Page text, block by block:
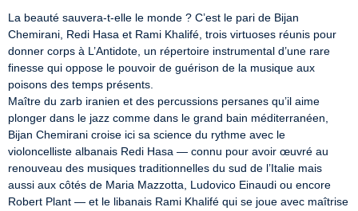
La beauté sauvera-t-elle le monde ? C’est le pari de Bijan
Chemirani, Redi Hasa et Rami Khalifé, trois virtuoses réunis pour
donner corps à L’Antidote, un répertoire instrumental d’une rare
finesse qui oppose le pouvoir de guérison de la musique aux
poisons des temps présents.
Maître du zarb iranien et des percussions persanes qu’il aime
plonger dans le jazz comme dans le grand bain méditerranéen,
Bijan Chemirani croise ici sa science du rythme avec le
violoncelliste albanais Redi Hasa — connu pour avoir œuvré au
renouveau des musiques traditionnelles du sud de l’Italie mais
aussi aux côtés de Maria Mazzotta, Ludovico Einaudi ou encore
Robert Plant — et le libanais Rami Khalifé qui se joue avec maîtrise